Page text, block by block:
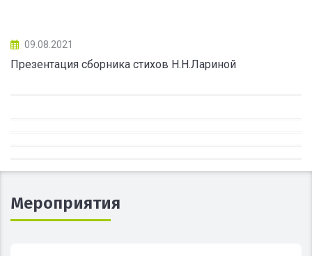
09.08.2021
Презентация сборника стихов Н.Н.Лариной
Мероприятия